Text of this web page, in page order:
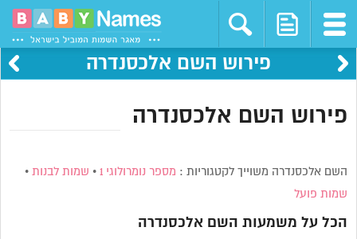
פירוש השם אלכסנדרה
פירוש השם אלכסנדרה
השם אלכסנדרה משוייך לקטגוריות : מספר נומרולוגי 1 • שמות לבנות •
שמות פועל
הכל על משמעות השם אלכסנדרה